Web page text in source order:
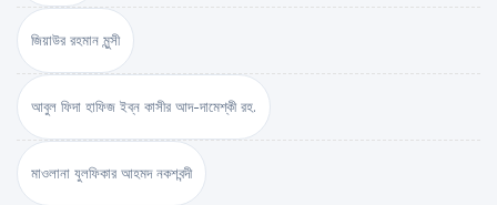
জিয়াউর রহমান মুন্সী
আবুল ফিদা হাফিজ ইব্‌ন কাসীর আদ-দামেশ্‌কী রহ.
মাওলানা যুলফিকার আহমদ নকশবন্দী